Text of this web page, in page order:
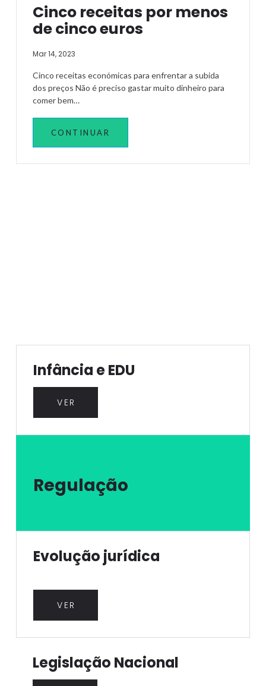
Cinco receitas por menos
de cinco euros
Mar 14, 2023
Cinco receitas económicas para enfrentar a subida
dos preços Não é preciso gastar muito dinheiro para
comer bem…
CONTINUAR
Infância e EDU
VER
Regulação
Evolução jurídica
VER
Legislação Nacional